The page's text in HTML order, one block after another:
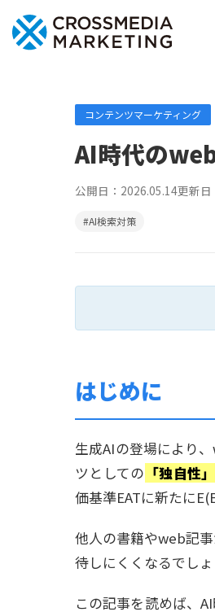
コンテンツマーケティング
AI時代の
公開日： 2026.05.14更新日
#AI検索対策
はじめに
生成AIの登場により
ツとしての 「独自性」
価基準EATに新たに
他人の書籍やweb記
待しにくくなるでし
この記事を読めば、